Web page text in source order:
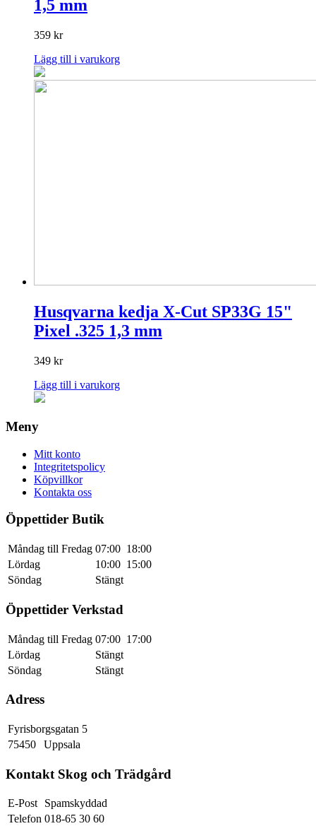
1,5 mm
359 kr
Lägg till i varukorg
Husqvarna kedja X-Cut SP33G 15"
Pixel .325 1,3 mm
349 kr
Lägg till i varukorg
Meny
Mitt konto
Integritetspolicy
Köpvillkor
Kontakta oss
Öppettider Butik
Måndag till Fredag 07:00 18:00
Lördag
10:00 15:00
Söndag
Stängt
Öppettider Verkstad
Måndag till Fredag 07:00 17:00
Lördag
Stängt
Söndag
Stängt
Adress
Fyrisborgsgatan 5
75450
Uppsala
Kontakt Skog och Trädgård
E-Post
Spamskyddad
Telefon 018-65 30 60